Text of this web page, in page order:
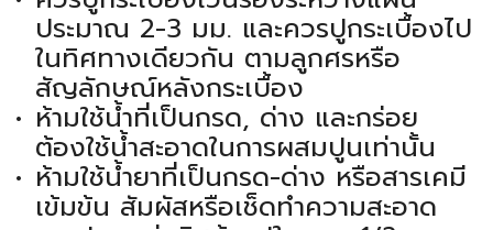
ประมาณ 2-3 มม. และควรปูกระเบื้องไป
ในทิศทางเดียวกัน ตามลูกศรหรือ
สัญลักษณ์หลังกระเบื้อง
ห้ามใช้น้ำที่เป็นกรด, ด่าง และกร่อย
ต้องใช้น้ำสะอาดในการผสมปูนเท่านั้น
ห้ามใช้น้ำยาที่เป็นกรด-ด่าง หรือสารเคมี
เข้มข้น สัมผัสหรือเช็ดทำความสะอาด